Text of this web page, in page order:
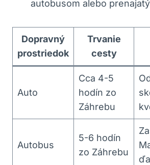
autobusom alebo
Dopravný
prostriedok
Trvanie
cesty
Auto
Cca 4-5
hodín zo
Záhrebu
Autobus
5-6 hodín
zo Záhrebu